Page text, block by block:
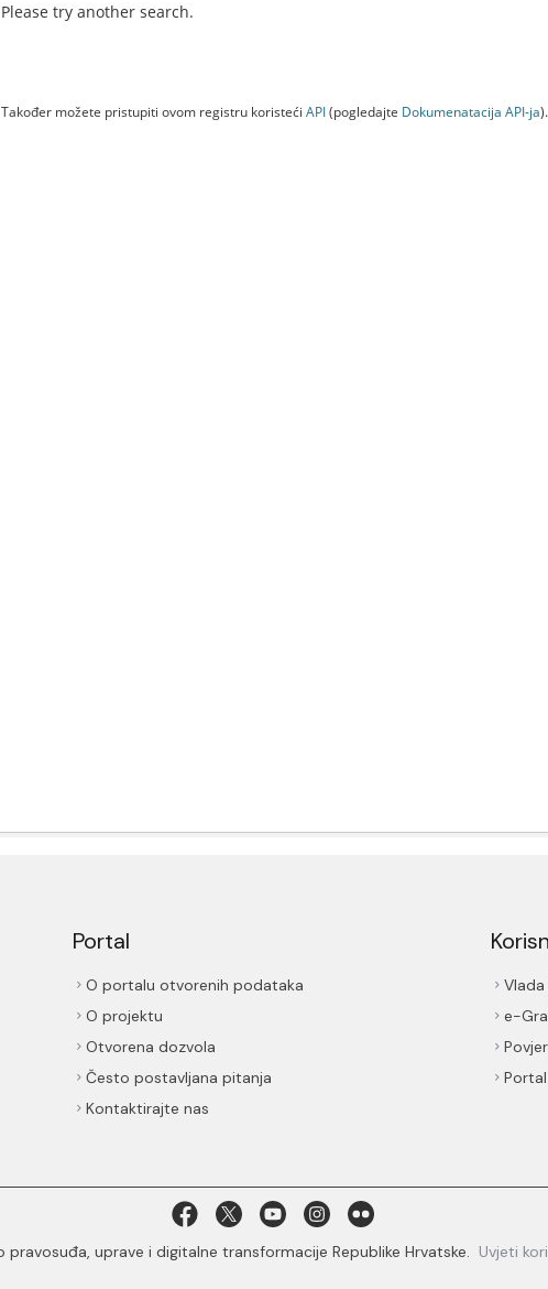
Please try another search.
Također možete pristupiti ovom registru koristeći API(pogledajte Dokumenаtаcijа API-jа).